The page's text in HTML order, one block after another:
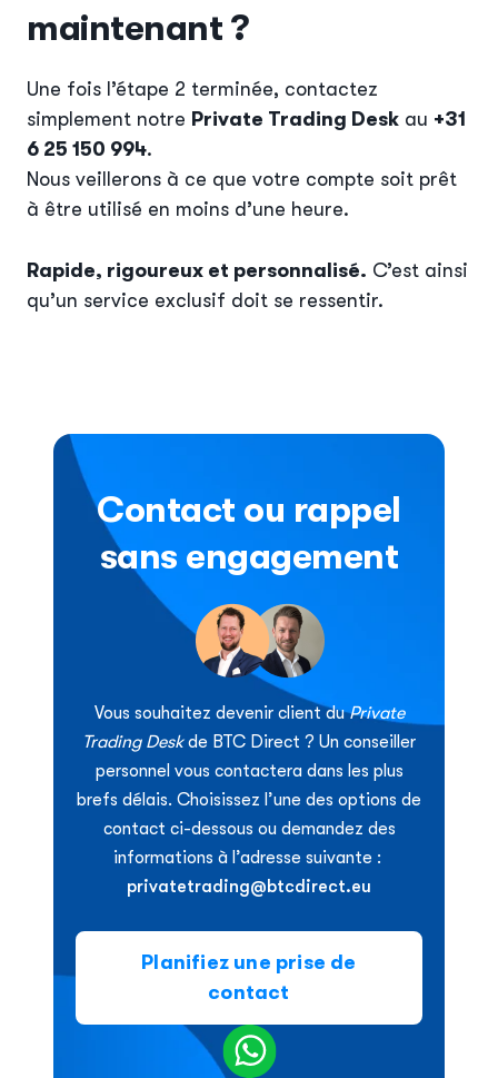
maintenant ?
Une fois l’étape 2 terminée, contactez
simplement notre Private Trading Desk au +31
6 25 150 994.
Nous veillerons à ce que votre compte soit prêt
à être utilisé en moins d’une heure.
Rapide, rigoureux et personnalisé. C’est ainsi
qu’un service exclusif doit se ressentir.
Contact ou rappel
sans engagement
Vous souhaitez devenir client duPrivate
Trading Deskde BTC Direct ? Un conseiller
personnel vous contactera dans les plus
brefs délais. Choisissez l’une des options de
contact ci-dessous ou demandez des
informations à l’adresse suivante :
privatetrading@btcdirect.eu
Planifiez une prise de
contact